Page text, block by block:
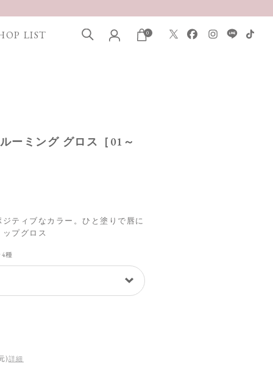
LIST 0
ーミング グロス［01～
ティブなカラー。ひと塗りで唇に
プグロス
種
)詳細